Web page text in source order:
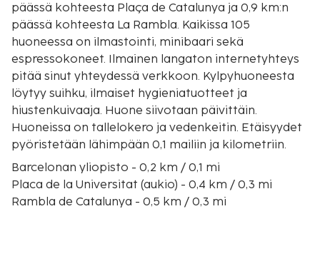
päässä kohteesta Plaça de Catalunya ja 0,9 km:n
päässä kohteesta La Rambla. Kaikissa 105
huoneessa on ilmastointi, minibaari sekä
espressokoneet. Ilmainen langaton internetyhteys
pitää sinut yhteydessä verkkoon. Kylpyhuoneesta
löytyy suihku, ilmaiset hygieniatuotteet ja
hiustenkuivaaja. Huone siivotaan päivittäin.
Huoneissa on tallelokero ja vedenkeitin. Etäisyydet
pyöristetään lähimpään 0,1 mailiin ja kilometriin.
Barcelonan yliopisto - 0,2 km / 0,1 mi
Placa de la Universitat (aukio) - 0,4 km / 0,3 mi
Rambla de Catalunya - 0,5 km / 0,3 mi